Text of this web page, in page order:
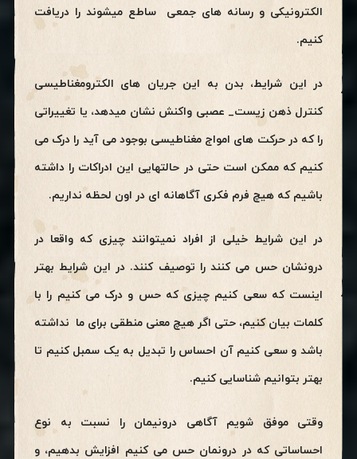
الکترونیکی و رسانه های جمعی ساطع میشوند را دریافت
کنیم.
در این شرایط، بدن به این جریان های الکترومغناطیسی
کنترل ذهن زیست_ عصبی واکنش نشان میدهد، یا تغییراتی
را که در حرکت های امواج مغناطیسی بوجود می آید را درک می
کنیم که ممکن است حتی در حالتهایی این ادراکات را داشته
باشیم که هیچ فرم فکری آگاهانه ای در اون لحظه نداریم.
در این شرایط خیلی از افراد نمیتوانند چیزی که واقعا در
درونشان حس می کنند را توصیف کنند. در این شرایط بهتر
اینست که سعی کنیم چیزی که حس و درک می کنیم را با
کلمات بیان کنیم، حتی اگر هیچ معنی منطقی برای ما نداشته
باشد و سعی کنیم آن احساس را تبدیل به یک سمبل کنیم تا
بهتر بتوانیم شناسایی کنیم.
وقتی موفق شویم آگاهی درونیمان را نسبت به نوع
احساساتی که در درونمان حس می کنیم افزایش بدهیم، و